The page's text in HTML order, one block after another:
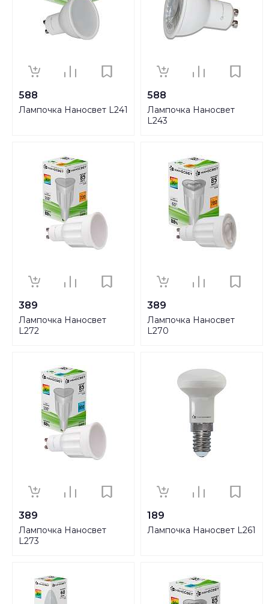
588
Лампочка Наносвет L241
588
Лампочка Наносвет
L243
389
Лампочка Наносвет
L272
389
Лампочка Наносвет
L270
389
Лампочка Наносвет
L273
189
Лампочка Наносвет L261